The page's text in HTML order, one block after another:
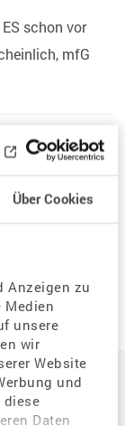
Über Cookies
Anzeigen zu
Medien
unsere
wir
Website
und
diese
Daten
schon vor
mfG